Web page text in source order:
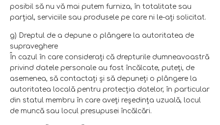
posibil să nu vă mai putem furniza, în totalitate sau
parţial, serviciile sau produsele pe care ni le-aţi solicitat.
g) Dreptul de a depune o plângere la autoritatea de
supraveghere
În cazul în care consideraţi că drepturile dumneavoastră
privind datele personale au fost încălcate, puteţi, de
asemenea, să contactaţi şi să depuneţi o plângere la
autoritatea locală pentru protecţia datelor, în particular
din statul membru în care aveţi reşedinţa uzuală, locul
de muncă sau locul presupusei încălcări.